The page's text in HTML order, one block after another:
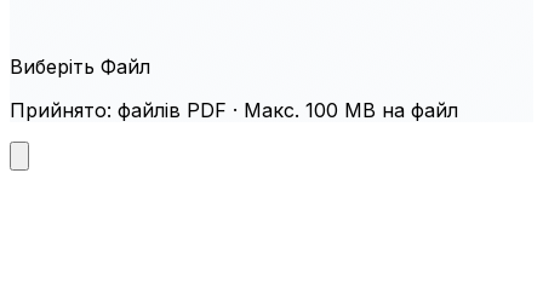
Виберіть Файл
Прийнято: файлів PDF · Макс. 100 MB на файл